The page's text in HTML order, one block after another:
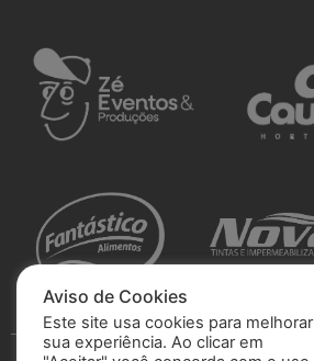
Aviso de Cookies
Este site usa cookies para melhorar
sua experiência. Ao clicar em